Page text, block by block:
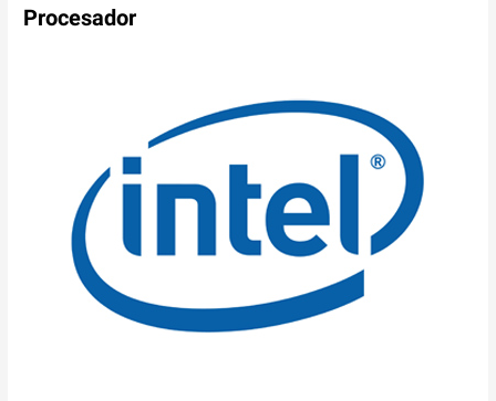
Procesador